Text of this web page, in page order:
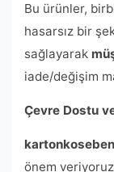
Bu ürünler,
hasarsız bir
sağlayarak
iade/değişim
Çevre Dostu
önem